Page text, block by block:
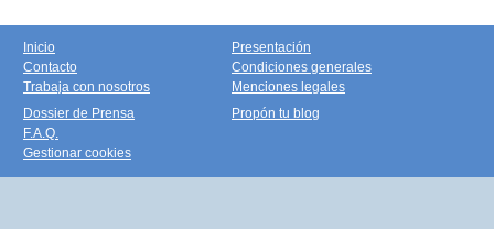
Inicio
Contacto
Trabaja con nosotros
Presentación
Condiciones generales
Menciones legales
Dossier de Prensa
F.A.Q.
Gestionar cookies
Propón tu blog